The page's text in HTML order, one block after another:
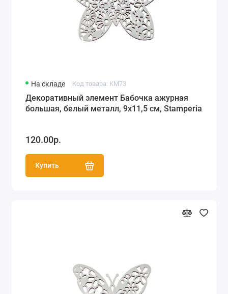
На складе Код товара: KM73
Декоративный элемент Бабочка ажурная
большая, белый металл, 9х11,5 см, Stamperia
120.00р.
Купить